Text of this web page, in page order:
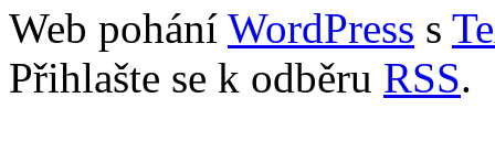
Web pohání WordPress s
Přihlašte se k odběru RSS.